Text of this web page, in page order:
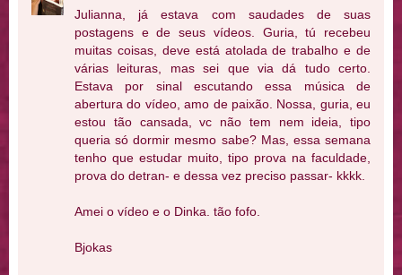
Julianna, já estava com saudades de suas
postagens e de seus vídeos. Guria, tú recebeu
muitas coisas, deve está atolada de trabalho e de
várias leituras, mas sei que via dá tudo certo.
Estava por sinal escutando essa música de
abertura do vídeo, amo de paixão. Nossa, guria, eu
estou tão cansada, vc não tem nem ideia, tipo
queria só dormir mesmo sabe? Mas, essa semana
tenho que estudar muito, tipo prova na faculdade,
prova do detran- e dessa vez preciso passar- kkkk.
Amei o vídeo e o Dinka. tão fofo.
Bjokas